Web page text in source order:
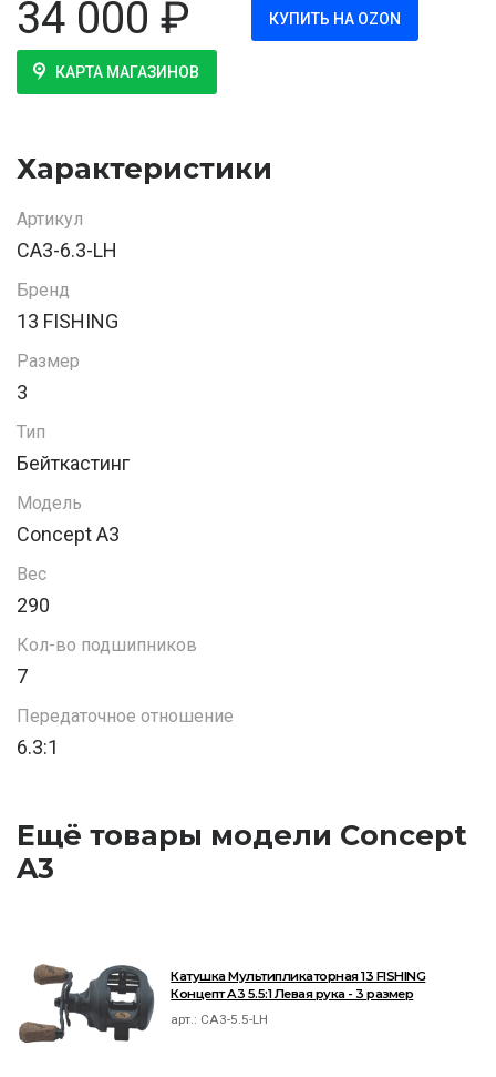
34 000 ₽ КУПИТЬ НА OZON
КАРТА МАГАЗИНОВ
Характеристики
Артикул
CA3-6.3-LH
Бренд
13 FISHING
Размер
3
Тип
Бейткастинг
Модель
Concept A3
Вес
290
Кол-во подшипников
7
Передаточное отношение
6.3:1
Ещё товары модели Concept
A3
Катушка Мультипликаторная 13 FISHING
Концепт A3 5.5:1 Левая рука - 3 размер
арт.: CA3-5.5-LH